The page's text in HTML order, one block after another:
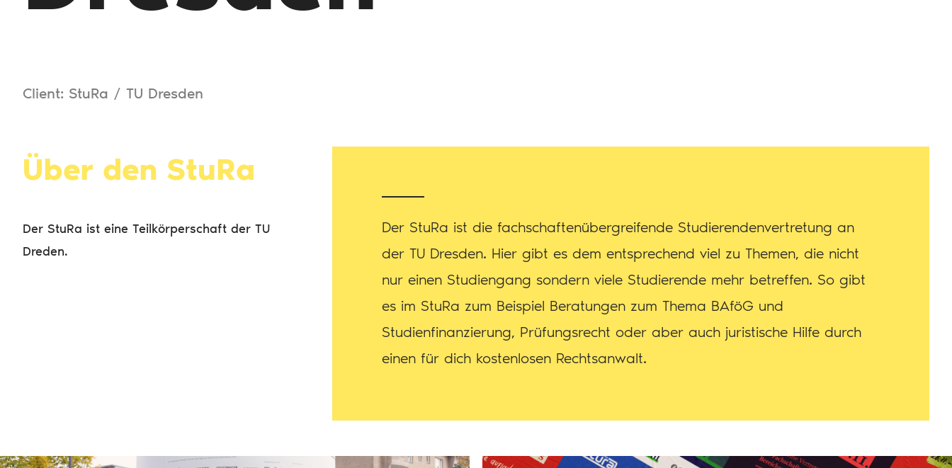
Client: StuRa / TU Dresden
Über den StuRa
Der StuRa ist eine Teilkörperschaft der TU
Dreden.
Der StuRa ist die fachschaftenübergreifende Studierendenvertretung an
der TU Dresden. Hier gibt es dem entsprechend viel zu Themen, die nicht
nur einen Studiengang sondern viele Studierende mehr betreffen. So gibt
es im StuRa zum Beispiel Beratungen zum Thema BAföG und
Studienfinanzierung, Prüfungsrecht oder aber auch juristische Hilfe durch
einen für dich kostenlosen Rechtsanwalt.